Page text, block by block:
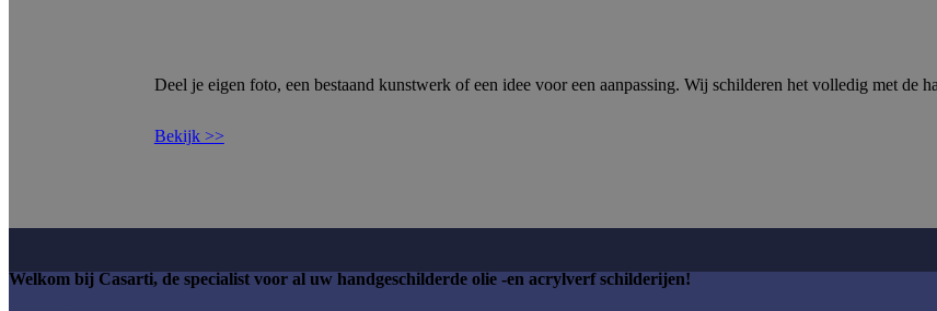
Deel je eigen foto, een bestaand kunstwerk of een idee voor een aanpassing. Wij schilderen het volledig met de
Bekijk >>
Welkom bij Casarti, de specialist voor al uw handgeschilderde olie -en acrylverf schilderijen!